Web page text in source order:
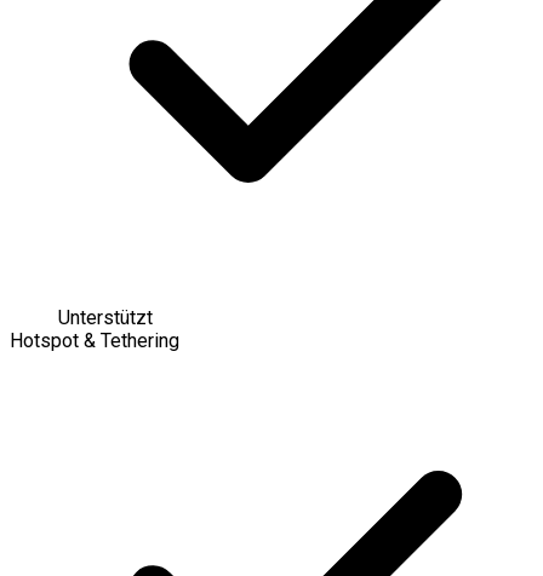
Unterstützt
Hotspot & Tethering